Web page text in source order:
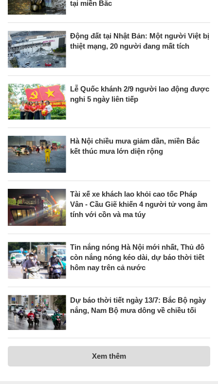
tại miền Bắc
Động đất tại Nhật Bản: Một người Việt bị
thiệt mạng, 20 người đang mất tích
Lễ Quốc khánh 2/9 người lao động được
nghỉ 5 ngày liên tiếp
Hà Nội chiều mưa giảm dần, miền Bắc
kết thúc mưa lớn diện rộng
Tài xế xe khách lao khỏi cao tốc Pháp
Vân - Cầu Giẽ khiến 4 người tử vong âm
tính với cồn và ma túy
Tin nắng nóng Hà Nội mới nhất, Thủ đô
còn nắng nóng kéo dài, dự báo thời tiết
hôm nay trên cả nước
Dự báo thời tiết ngày 13/7: Bắc Bộ ngày
nắng, Nam Bộ mưa dông về chiều tối
Xem thêm